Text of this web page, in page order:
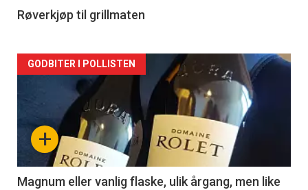
2
Røverkjøp til grillmaten
Forsiden
akkurat
nå
3
+
GODBITER I POLLISTEN
Magnum eller vanlig flaske, ulik årgang, men like